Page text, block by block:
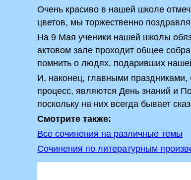
Очень красиво в нашей школе
цветов, мы торжественно
На 9 Мая ученики нашей школы
актовом зале проходит общее
помнить о людях, подаривших
И, наконец, главными праздниками,
процесс, являются День знаний и
поскольку на них всегда бывает
Смотрите также:
Все сочинения на различные темы
Сочинения по литературным